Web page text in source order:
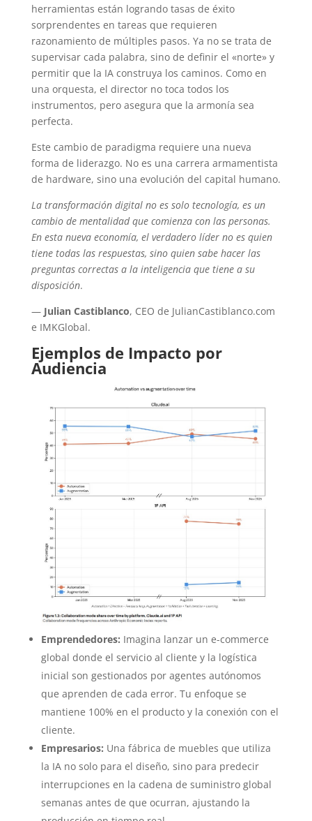
herramientas están logrando tasas de éxito
sorprendentes en tareas que requieren
razonamiento de múltiples pasos. Ya no se trata de
supervisar cada palabra, sino de definir el «norte» y
permitir que la IA construya los caminos. Como en
una orquesta, el director no toca todos los
instrumentos, pero asegura que la armonía sea
perfecta.
Este cambio de paradigma requiere una nueva
forma de liderazgo. No es una carrera armamentista
de hardware, sino una evolución del capital humano.
La transformación digital no es solo tecnología, es un
cambio de mentalidad que comienza con las personas.
En esta nueva economía, el verdadero líder no es quien
tiene todas las respuestas, sino quien sabe hacer las
preguntas correctas a la inteligencia que tiene a su
disposición.
— Julian Castiblanco, CEO de JulianCastiblanco.com
e IMKGlobal.
Ejemplos de Impacto por
Audiencia
Emprendedores: Imagina lanzar un e-commerce
global donde el servicio al cliente y la logística
inicial son gestionados por agentes autónomos
que aprenden de cada error. Tu enfoque se
mantiene 100% en el producto y la conexión con el
cliente.
Empresarios: Una fábrica de muebles que utiliza
la IA no solo para el diseño, sino para predecir
interrupciones en la cadena de suministro global
semanas antes de que ocurran, ajustando la